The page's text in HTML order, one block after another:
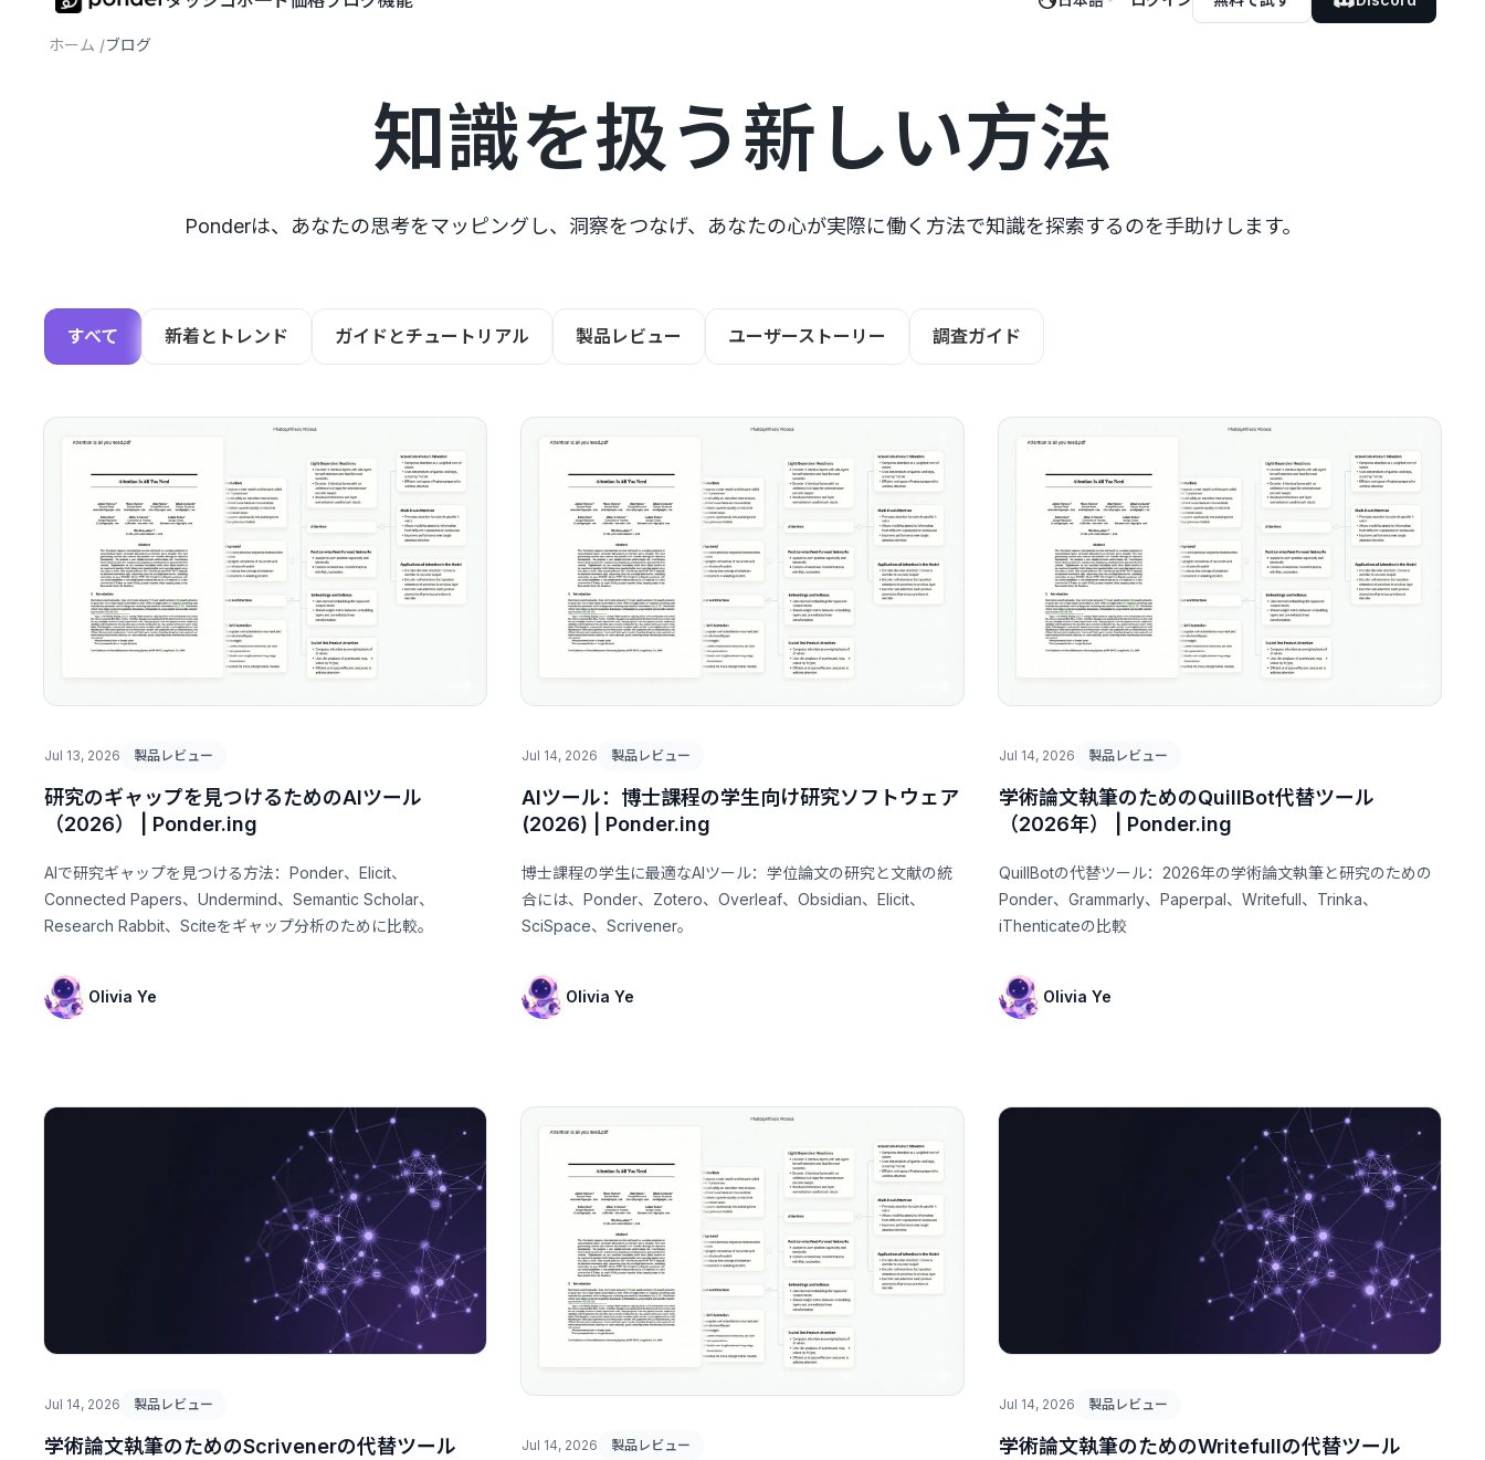
ホーム /ブログ
知識を扱う新しい方法
Ponderは、あなたの思考をマッピングし、洞察をつなげ、あなたの心が実際に働く方法で知識を探索するのを手助けします。
すべて 新着とトレンド ガイドとチュートリアル 製品レビュー ユーザーストーリー 調査ガイド
Jul 13, 2026 製品レビュー
研究のギャップを見つけるためのAIツール
（2026） | Ponder.ing
AIで研究ギャップを見つける方法：Ponder、Elicit、
Connected Papers、Undermind、Semantic Scholar、
Research Rabbit、Sciteをギャップ分析のために比較。
Olivia Ye
Jul 14, 2026 製品レビュー
AIツール：博士課程の学生向け研究ソフトウェア
(2026) | Ponder.ing
博士課程の学生に最適なAIツール：学位論文の研究と文献の統
合には、Ponder、Zotero、Overleaf、Obsidian、Elicit、
SciSpace、Scrivener。
Olivia Ye
Jul 14, 2026 製品レビュー
学術論文執筆のためのQuillBot代替ツール
（2026年） | Ponder.ing
QuillBotの代替ツール：2026年の学術論文執筆と研究のための
Ponder、Grammarly、Paperpal、Writefull、Trinka、
iThenticateの比較
Olivia Ye
Jul 14, 2026 製品レビュー
学術論文執筆のためのScrivenerの代替ツール
Jul 14, 2026 製品レビュー
Jul 14, 2026 製品レビュー
学術論文執筆のためのWritefullの代替ツール